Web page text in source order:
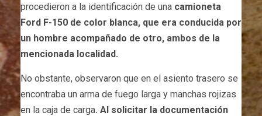
procedieron a la identificación de una camioneta
Ford F-150 de color blanca, que era conducida por
un hombre acompañado de otro, ambos de la
mencionada localidad.
No obstante, observaron que en el asiento trasero se
encontraba un arma de fuego larga y manchas rojizas
en la caja de carga. Al solicitar la documentación